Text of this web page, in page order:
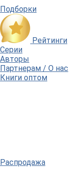
Подборки
Рейтинги
Серии
Авторы
Партнерам / О нас
Книги оптом
Распродажа